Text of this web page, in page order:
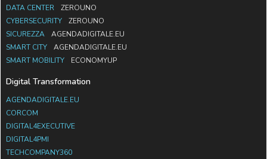
DATA CENTER
ZEROUNO
CYBERSECURITY
ZEROUNO
SICUREZZA
AGENDADIGITALE.EU
SMART CITY
AGENDADIGITALE.EU
SMART MOBILITY
ECONOMYUP
Digital Transformation
AGENDADIGITALE.EU
CORCOM
DIGITAL4EXECUTIVE
DIGITAL4PMI
TECHCOMPANY360